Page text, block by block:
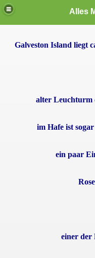
Alles
Galveston Island liegt
alter Leuchturm
im Hafe ist
ein paar
einer der